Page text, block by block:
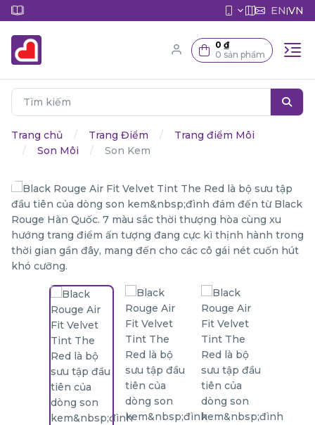
EN|VN
0 ₫
0 sản phẩm
Trang chủ Trang Điểm
Trang điểm Môi
Son Môi
Son Kem